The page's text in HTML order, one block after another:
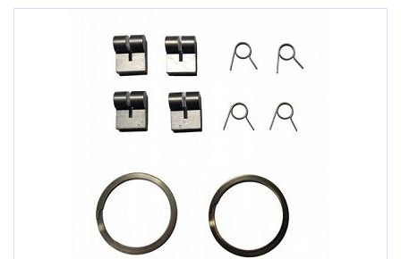
W ostatnich 7 dniach produktem interesują się